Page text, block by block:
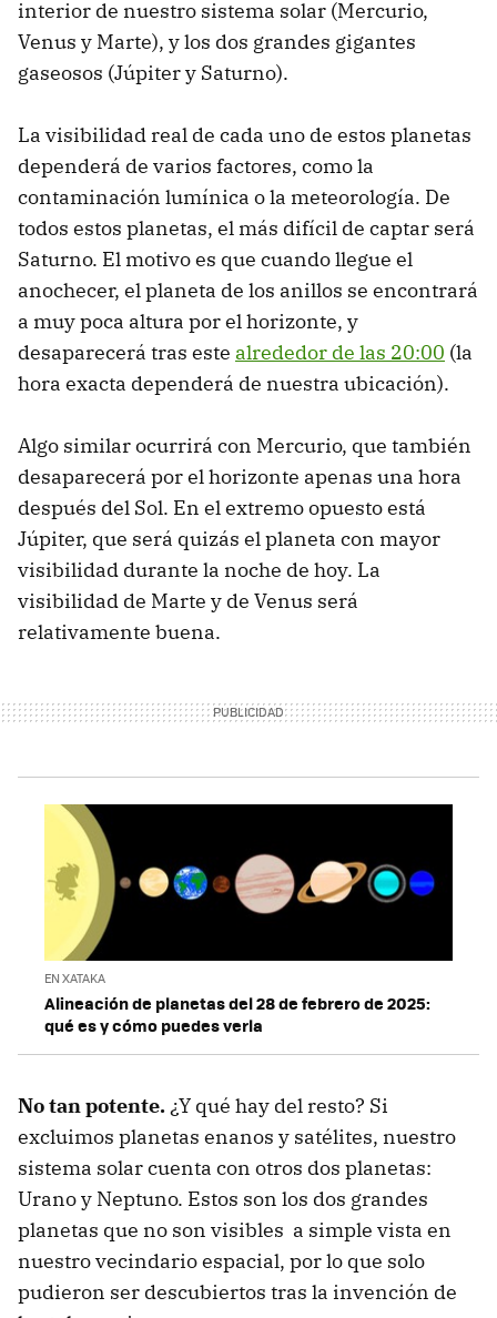
interior de nuestro sistema solar (Mercurio,
Venus y Marte), y los dos grandes gigantes
gaseosos (Júpiter y Saturno).
La visibilidad real de cada uno de estos planetas
dependerá de varios factores, como la
contaminación lumínica o la meteorología. De
todos estos planetas, el más difícil de captar será
Saturno. El motivo es que cuando llegue el
anochecer, el planeta de los anillos se encontrará
a muy poca altura por el horizonte, y
desaparecerá tras este alrededor de las 20:00 (la
hora exacta dependerá de nuestra ubicación).
Algo similar ocurrirá con Mercurio, que también
desaparecerá por el horizonte apenas una hora
después del Sol. En el extremo opuesto está
Júpiter, que será quizás el planeta con mayor
visibilidad durante la noche de hoy. La
visibilidad de Marte y de Venus será
relativamente buena.
EN XATAKA
Alineación de planetas del 28 de febrero de 2025:
qué es y cómo puedes verla
No tan potente.¿Y qué hay del resto? Si
excluimos planetas enanos y satélites, nuestro
sistema solar cuenta con otros dos planetas:
Urano y Neptuno. Estos son los dos grandes
planetas que no son visibles a simple vista en
nuestro vecindario espacial, por lo que solo
pudieron ser descubiertos tras la invención de